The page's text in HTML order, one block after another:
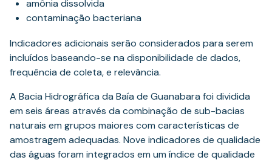
amônia dissolvida
contaminação bacteriana
Indicadores adicionais serão considerados para serem
incluídos baseando-se na disponibilidade de dados,
frequência de coleta, e relevância.
A Bacia Hidrográfica da Baía de Guanabara foi dividida
em seis áreas através da combinação de sub-bacias
naturais em grupos maiores com características de
amostragem adequadas. Nove indicadores de qualidade
das águas foram integrados em um índice de qualidade